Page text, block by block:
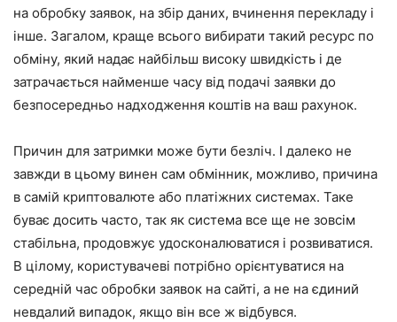
на обробку заявок, на збір даних, вчинення перекладу і
інше. Загалом, краще всього вибирати такий ресурс по
обміну, який надає найбільш високу швидкість і де
затрачається найменше часу від подачі заявки до
безпосередньо надходження коштів на ваш рахунок.
Причин для затримки може бути безліч. І далеко не
завжди в цьому винен сам обмінник, можливо, причина
в самій криптовалюте або платіжних системах. Таке
буває досить часто, так як система все ще не зовсім
стабільна, продовжує удосконалюватися і розвиватися.
В цілому, користувачеві потрібно орієнтуватися на
середній час обробки заявок на сайті, а не на єдиний
невдалий випадок, якщо він все ж відбувся.